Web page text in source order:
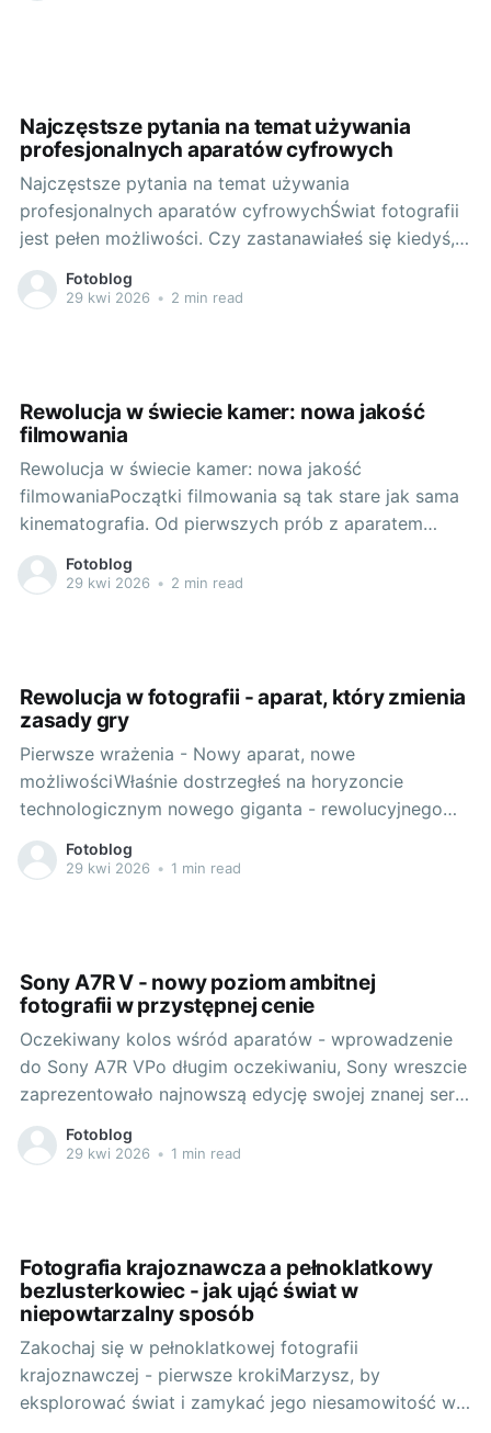
Najczęstsze pytania na temat używania
profesjonalnych aparatów cyfrowych
Najczęstsze pytania na temat używania
profesjonalnych aparatów cyfrowychŚwiat fotografii
jest pełen możliwości. Czy zastanawiałeś się kiedyś,
czym różni się aparat profesjonalny od
kompaktowego? Lub jakie są najczęstsze pytania,
Różnica między
Fotoblog
29 kwi 2026 • 2 min read
Rewolucja w świecie kamer: nowa jakość
filmowania
Rewolucja w świecie kamer: nowa jakość
filmowaniaPoczątki filmowania są tak stare jak sama
kinematografia. Od pierwszych prób z aparatem
kinematograficznym braci Lumière, przez klasyczne
lustrzanki analogowe, aż po aktualną rewolucję
wymagających oczekiwań
Fotoblog
29 kwi 2026 • 2 min read
Rewolucja w fotografii - aparat, który zmienia
zasady gry
Pierwsze wrażenia - Nowy aparat, nowe
możliwościWłaśnie dostrzegłeś na horyzoncie
technologicznym nowego giganta - rewolucyjnego
canon eos r7. Już na pierwszy rzut oka urzeka swoim
nowoczesnym designem, jednocześnie zachowując w
Fotoblog
29 kwi 2026 • 1 min read
Sony A7R V - nowy poziom ambitnej
fotografii w przystępnej cenie
Oczekiwany kolos wśród aparatów - wprowadzenie
do Sony A7R VPo długim oczekiwaniu, Sony wreszcie
zaprezentowało najnowszą edycję swojej znanej serii
A7R, a mianowicie model Sony A7R V. Wśród
blogerów, profesjonalistów i hobbystów, ten aparat
Fotoblog
29 kwi 2026 • 1 min read
Fotografia krajoznawcza a pełnoklatkowy
bezlusterkowiec - jak ująć świat w
niepowtarzalny sposób
Zakochaj się w pełnoklatkowej fotografii
krajoznawczej - pierwsze krokiMarzysz, by
eksplorować świat i zamykać jego niesamowitość w